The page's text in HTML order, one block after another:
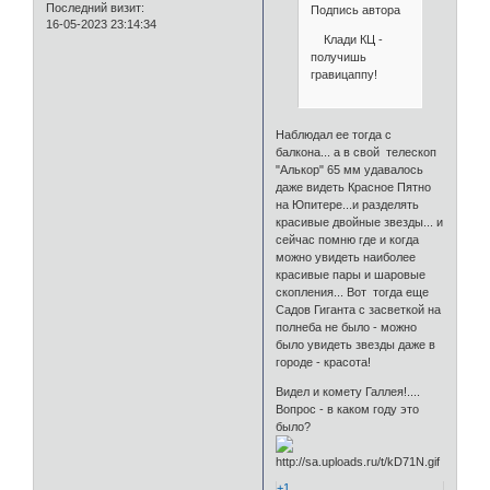
Последний визит:
16-05-2023 23:14:34
Подпись автора
Клади КЦ -
получишь
гравицаппу!
Наблюдал ее тогда с
балкона... а в свой телескоп
"Алькор" 65 мм удавалось
даже видеть Красное Пятно
на Юпитере...и разделять
красивые двойные звезды... и
сейчас помню где и когда
можно увидеть наиболее
красивые пары и шаровые
скопления... Вот тогда еще
Садов Гиганта с засветкой на
полнеба не было - можно
было увидеть звезды даже в
городе - красота!
Видел и комету Галлея!....
Вопрос - в каком году это
было?